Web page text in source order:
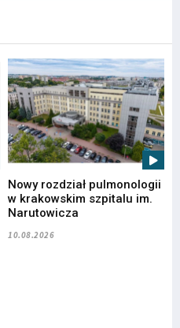
Nowy rozdział pulmonologii
w krakowskim szpitalu im.
Narutowicza
10.08.2026